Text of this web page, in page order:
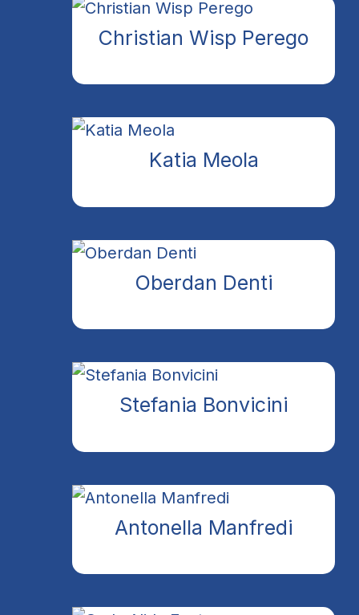
Christian Wisp Perego
Katia Meola
Oberdan Denti
Stefania Bonvicini
Antonella Manfredi